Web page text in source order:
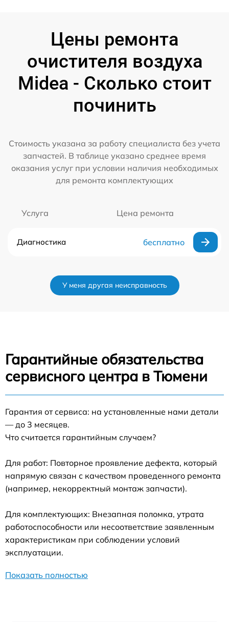
Цены ремонта
очистителя воздуха
Midea - Сколько стоит
починить
Стоимость указана за работу специалиста без учета
запчастей. В таблице указано среднее время
оказания услуг при условии наличия необходимых
для ремонта комплектующих
Услуга Цена ремонта
Диагностика бесплатно
У меня другая неисправность
Гарантийные обязательства
сервисного центра в Тюмени
Гарантия от сервиса: на установленные нами детали
— до 3 месяцев.
Что считается гарантийным случаем?
Для работ: Повторное проявление дефекта, который
напрямую связан с качеством проведенного ремонта
(например, некорректный монтаж запчасти).
Для комплектующих: Внезапная поломка, утрата
работоспособности или несоответствие заявленным
характеристикам при соблюдении условий
эксплуатации.
Показать полностью